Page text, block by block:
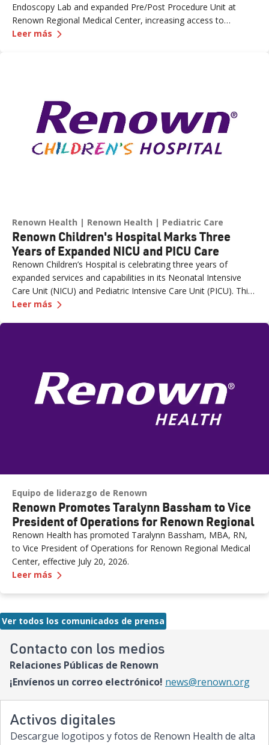
Contacto con los medios
Relaciones Públicas de Renown
¡Envíenos un correo electrónico! news@renown.org
Activos digitales
Descargue logotipos y fotos de Renown Health de alta
Endoscopy Lab and expanded Pre/Post Procedure Unit at
Renown Regional Medical Center, increasing access to
specialized care and supporting the growing needs of patients
Leer más —
Renown Health Renown Health Pediatric Care
Renown Children's Hospital Marks Three
Years of Expanded NICU and PICU Care
Renown Children’s Hospital is celebrating three years of
expanded services and capabilities in its Neonatal Intensive
Care Unit (NICU) and Pediatric Intensive Care Unit (PICU). This
milestone reflects Renown’s ongoing investment in providing
love them most,” said Paige McCall, Vice President of Women
and Children’s at Renown Health. “Celebrating three years of
expanded NICU and PICU capacity is a testament to our
Leer más —
Equipo de liderazgo de Renown
Renown Promotes Taralynn Bassham to Vice
President of Operations for Renown Regional
Renown Health has promoted Taralynn Bassham, MBA, RN,
to Vice President of Operations for Renown Regional Medical
Center, effective July 20, 2026.
Leer más —
Ver todos los comunicados de prensa